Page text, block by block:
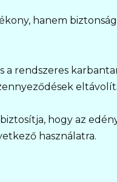
hanem
a rendszeres
hogy az
használatra.